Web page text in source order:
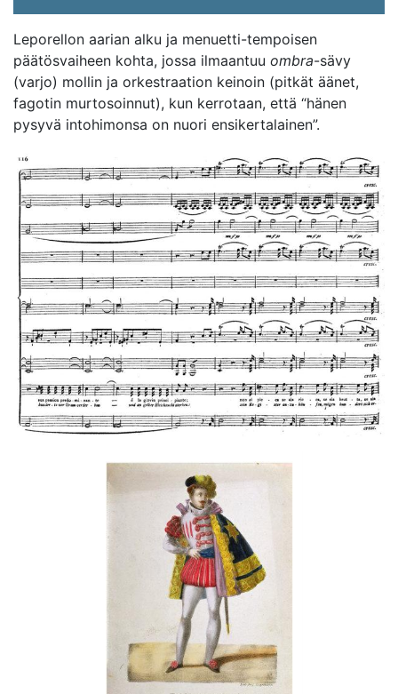
Leporellon aarian alku ja menuetti-tempoisen
päätösvaiheen kohta, jossa ilmaantuu ombra-sävy
(varjo) mollin ja orkestraation keinoin (pitkät äänet,
fagotin murtosoinnut), kun kerrotaan, että “hänen
pysyvä intohimonsa on nuori ensikertalainen”.